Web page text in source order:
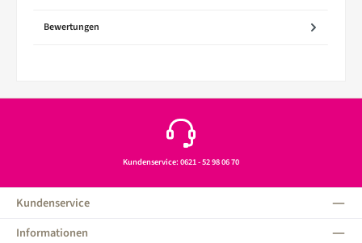
Bewertungen
Kundenservice: 0621 - 52 98 06 70
Kundenservice
Informationen